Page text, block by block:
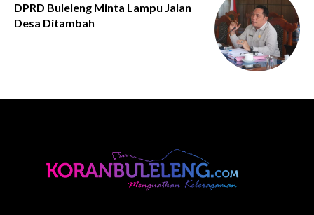
DPRD Buleleng Minta Lampu Jalan
Desa Ditambah